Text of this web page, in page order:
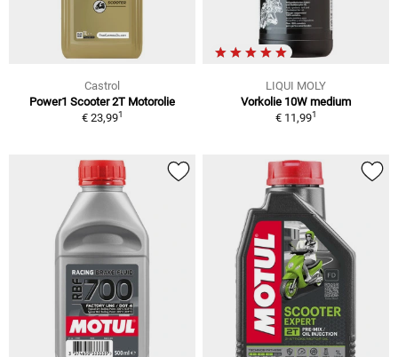
Castrol
Power1 Scooter 2T Motorolie
€ 23,991
LIQUI MOLY
Vorkolie 10W medium
€ 11,991